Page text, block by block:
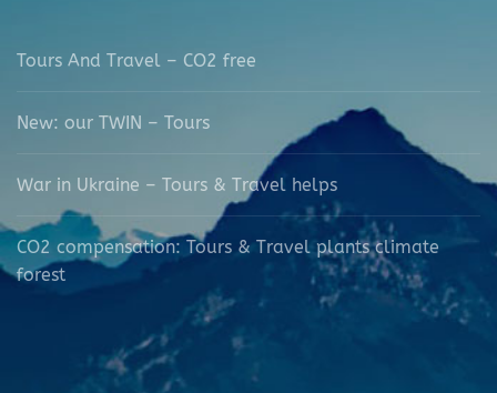
Tours And Travel – CO2 free
New: our TWIN – Tours
War in Ukraine – Tours & Travel helps
CO2 compensation: Tours & Travel plants climate
forest